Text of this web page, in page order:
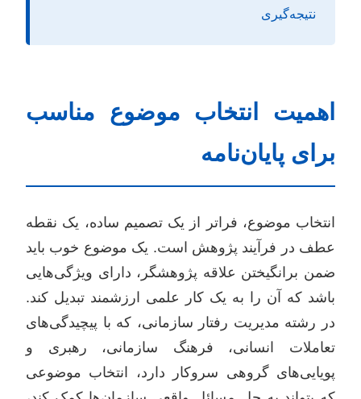
نتیجه‌گیری
اهمیت انتخاب موضوع مناسب
برای پایان‌نامه
انتخاب موضوع، فراتر از یک تصمیم ساده، یک نقطه
عطف در فرآیند پژوهش است. یک موضوع خوب باید
ضمن برانگیختن علاقه پژوهشگر، دارای ویژگی‌هایی
باشد که آن را به یک کار علمی ارزشمند تبدیل کند.
در رشته مدیریت رفتار سازمانی، که با پیچیدگی‌های
تعاملات انسانی، فرهنگ سازمانی، رهبری و
پویایی‌های گروهی سروکار دارد، انتخاب موضوعی